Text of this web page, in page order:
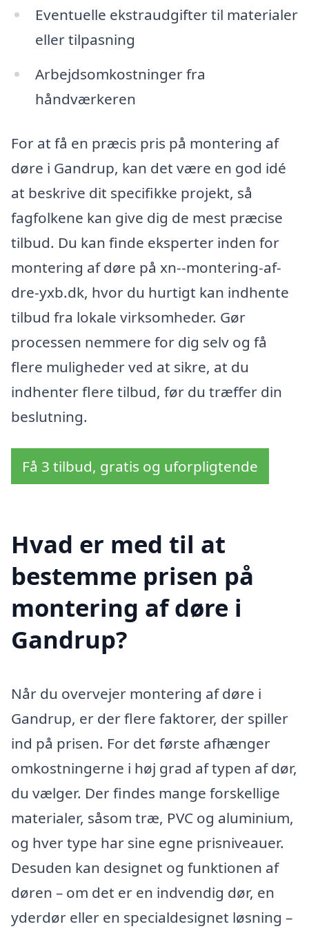
Eventuelle ekstraudgifter til materialer
eller tilpasning
Arbejdsomkostninger fra
håndværkeren
For at få en præcis pris på montering af
døre i Gandrup, kan det være en god idé
at beskrive dit specifikke projekt, så
fagfolkene kan give dig de mest præcise
tilbud. Du kan finde eksperter inden for
montering af døre på xn--montering-af-
dre-yxb.dk, hvor du hurtigt kan indhente
tilbud fra lokale virksomheder. Gør
processen nemmere for dig selv og få
flere muligheder ved at sikre, at du
indhenter flere tilbud, før du træffer din
beslutning.
Få 3 tilbud, gratis og uforpligtende
Hvad er med til at
bestemme prisen på
montering af døre i
Gandrup?
Når du overvejer montering af døre i
Gandrup, er der flere faktorer, der spiller
ind på prisen. For det første afhænger
omkostningerne i høj grad af typen af dør,
du vælger. Der findes mange forskellige
materialer, såsom træ, PVC og aluminium,
og hver type har sine egne prisniveauer.
Desuden kan designet og funktionen af
døren – om det er en indvendig dør, en
yderdør eller en specialdesignet løsning –